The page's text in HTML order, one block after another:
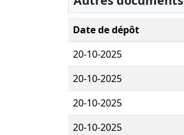
Date de dépôt
20-10-2025
20-10-2025
20-10-2025
20-10-2025